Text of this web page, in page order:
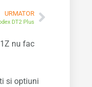
URMATOR
DT2 Plus
nu fac
si optiuni